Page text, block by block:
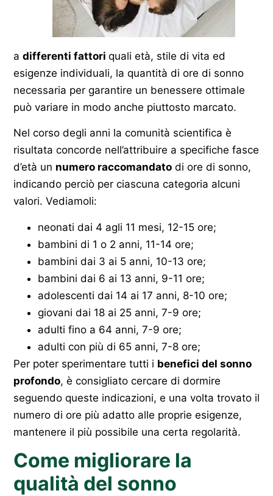
a differenti fattori quali età, stile di vita ed
esigenze individuali, la quantità di ore di sonno
necessaria per garantire un benessere ottimale
può variare in modo anche piuttosto marcato.
Nel corso degli anni la comunità scientifica è
risultata concorde nell’attribuire a specifiche fasce
d’età un numero raccomandato di ore di sonno,
indicando perciò per ciascuna categoria alcuni
valori. Vediamoli:
neonati dai 4 agli 11 mesi, 12-15 ore;
bambini di 1 o 2 anni, 11-14 ore;
bambini dai 3 ai 5 anni, 10-13 ore;
bambini dai 6 ai 13 anni, 9-11 ore;
adolescenti dai 14 ai 17 anni, 8-10 ore;
giovani dai 18 ai 25 anni, 7-9 ore;
adulti fino a 64 anni, 7-9 ore;
adulti con più di 65 anni, 7-8 ore;
Per poter sperimentare tutti i benefici del sonno
profondo, è consigliato cercare di dormire
seguendo queste indicazioni, e una volta trovato il
numero di ore più adatto alle proprie esigenze,
mantenere il più possibile una certa regolarità.
Come migliorare la
qualità del sonno